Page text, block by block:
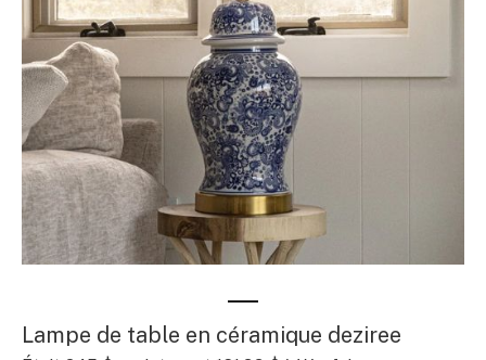
Lampe de table en céramique deziree